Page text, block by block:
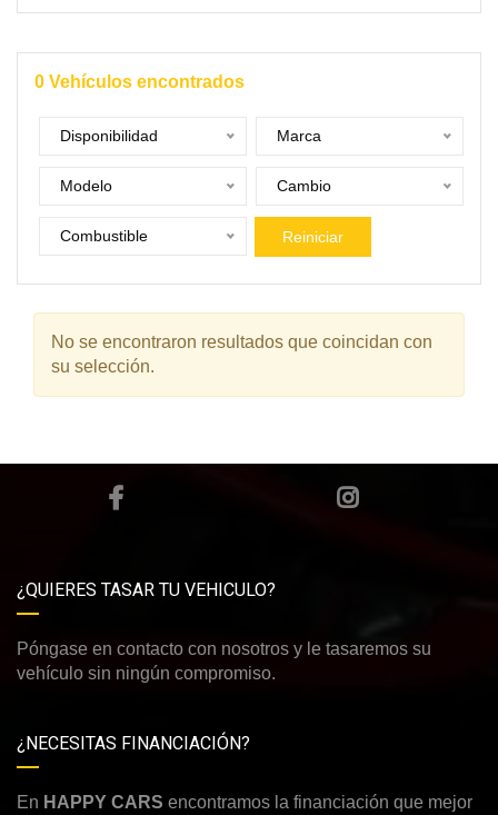
0 Vehículos encontrados
Disponibilidad Marca
Modelo Cambio
Combustible Reiniciar
No se encontraron resultados que coincidan con
su selección.
¿QUIERES TASAR TU VEHICULO?
Póngase en contacto con nosotros y le tasaremos su
vehículo sin ningún compromiso.
¿NECESITAS FINANCIACIÓN?
En HAPPY CARS encontramos la financiación que mejor